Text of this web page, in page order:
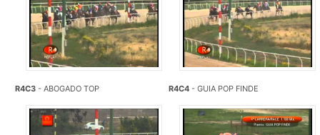
R4C3 - ABOGADO TOP R4C4 - GUIA POP FINDE